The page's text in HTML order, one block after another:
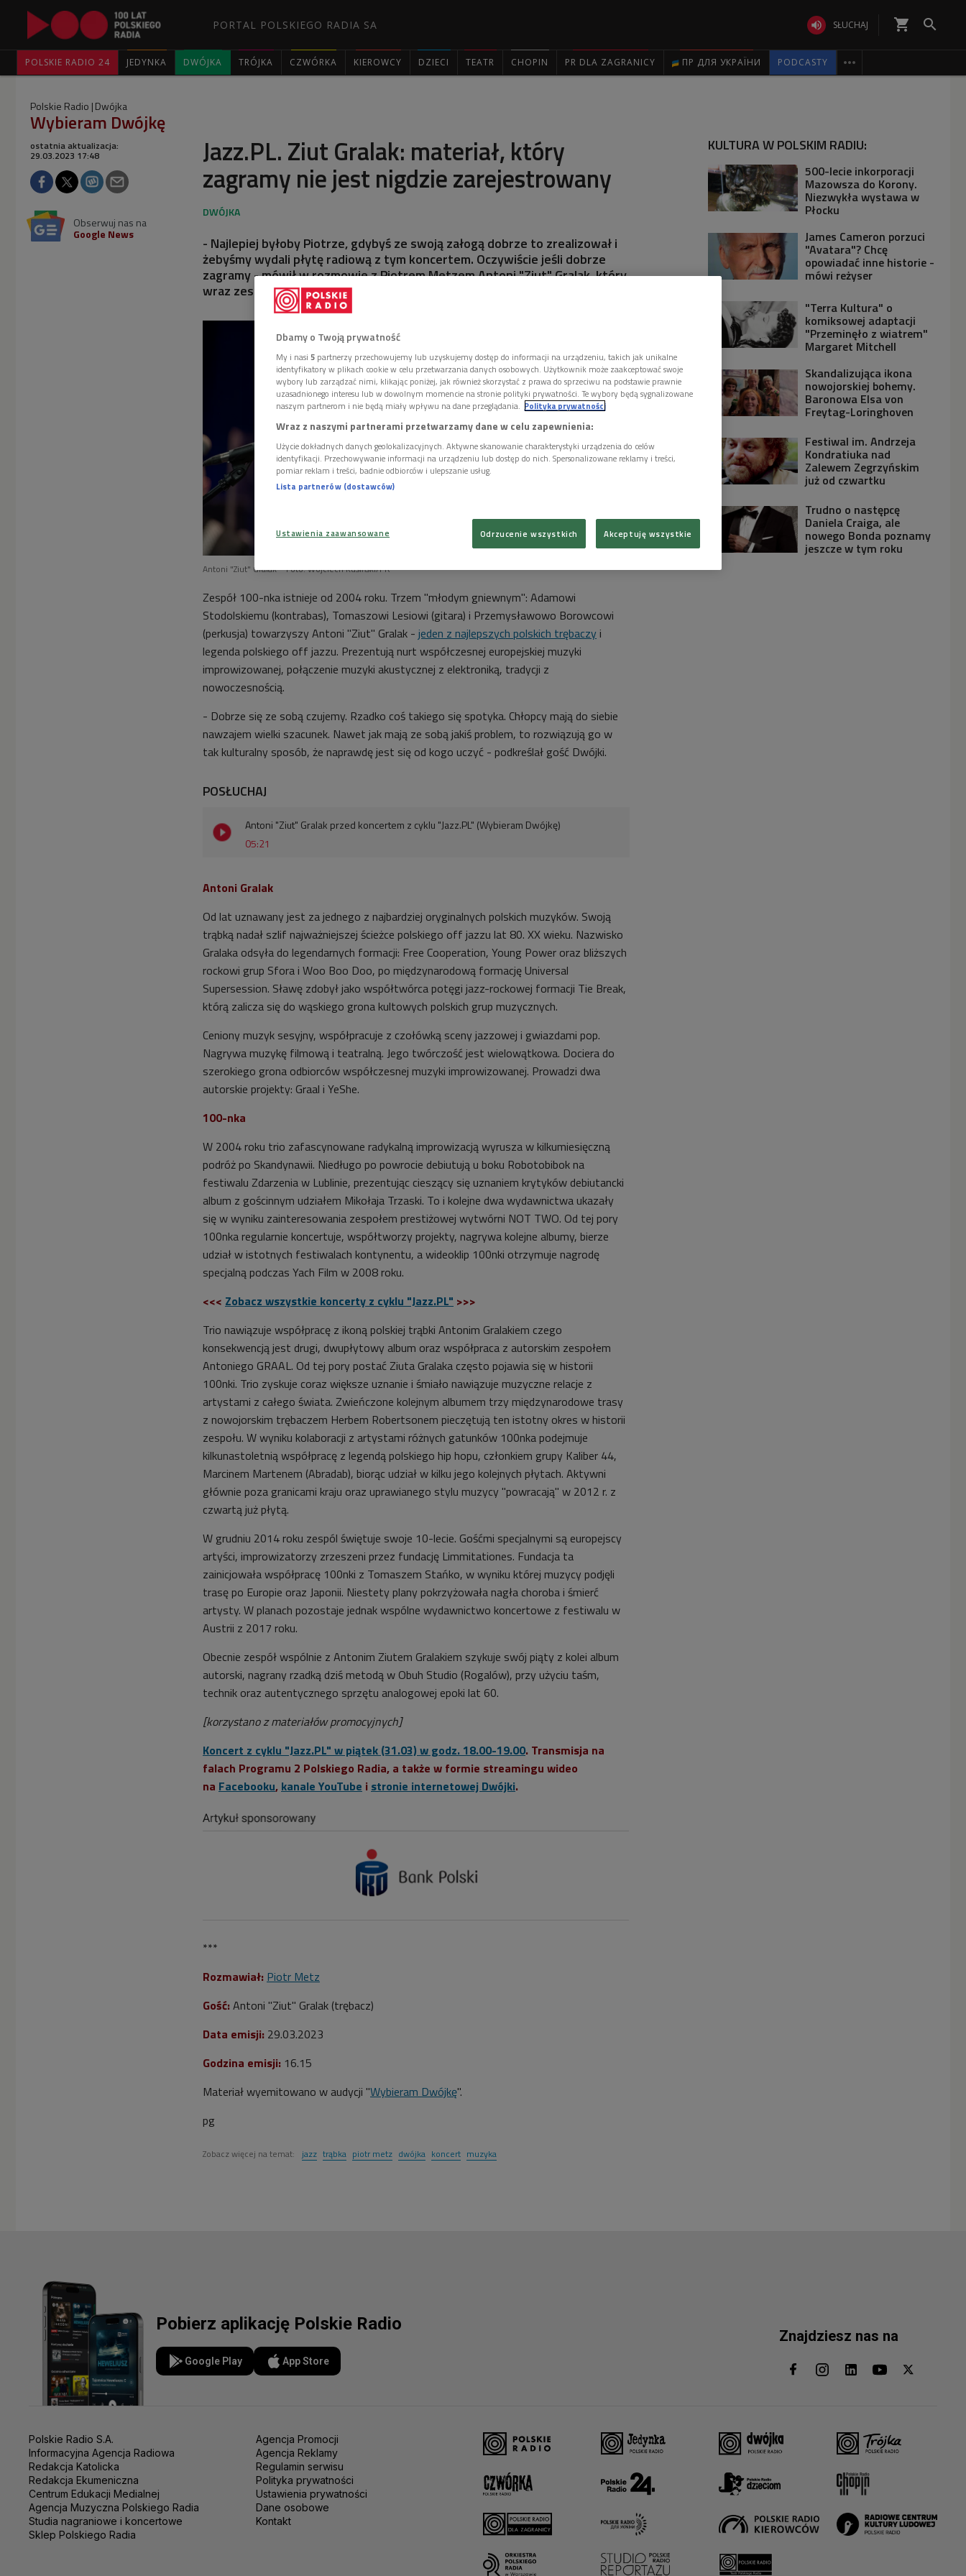
PORTAL POLSKIEGO RADIA SA  SŁUCHAJ shopping_cart 
POLSKIE RADIO 24 JEDYNKA DWÓJKA TRÓJKA CZWÓRKA KIEROWCY DZIECI TEATR CHOPIN PR DLA ZAGRANICY ПР ДЛЯ УКРАЇНИ PODCASTY 
Polskie Radio Dwójka
Wybieram Dwójkę
Jazz.PL. Ziut Gralak: materiał, który
zagramy nie jest nigdzie zarejestrowany
ostatnia aktualizacja:
29.03.2023 17:48
Obserwuj nas na
Google News
- Najlepiej byłoby Piotrze, gdybyś ze swoją załogą dobrze to zrealizował i
żebyśmy wydali płytę radiową z tym koncertem. Oczywiście jeśli dobrze
zagramy - mówił w rozmowie z Piotrem Metzem Antoni "Ziut" Gralak, który
wraz zespołem 100-nka wystąpi w piątek w cyklu "Jazz.PL".
Antoni "Ziut" Gralak Foto: Wojciech Kusiński/PR
Zespół 100-nka istnieje od 2004 roku. Trzem "młodym gniewnym": Adamowi
Stodolskiemu (kontrabas), Tomaszowi Lesiowi (gitara) i Przemysławowo Borowcowi
(perkusja) towarzyszy Antoni "Ziut" Gralak - jeden z najlepszych polskich trębaczy i
legenda polskiego off jazzu. Prezentują nurt współczesnej europejskiej muzyki
improwizowanej, połączenie muzyki akustycznej z elektroniką, tradycji z
nowoczesnością.
- Dobrze się ze sobą czujemy. Rzadko coś takiego się spotyka. Chłopcy mają do siebie
nawzajem wielki szacunek. Nawet jak mają ze sobą jakiś problem, to rozwiązują go w
tak kulturalny sposób, że naprawdę jest się od kogo uczyć - podkreślał gość Dwójki.
POSŁUCHAJ
05:21
Antoni "Ziut" Gralak przed koncertem z cyklu "Jazz.PL" (Wybieram Dwójkę)
Antoni Gralak
Od lat uznawany jest za jednego z najbardziej oryginalnych polskich muzyków. Swoją
trąbką nadał szlif najważniejszej ścieżce polskiego off jazzu lat 80. XX wieku. Nazwisko
Gralaka odsyła do legendarnych formacji: Free Cooperation, Young Power oraz bliższych
rockowi grup Sfora i Woo Boo Doo, po międzynarodową formację Universal
Supersession. Sławę zdobył jako współtwórca potęgi jazz-rockowej formacji Tie Break,
którą zalicza się do wąskiego grona kultowych polskich grup muzycznych.
Ceniony muzyk sesyjny, współpracuje z czołówką sceny jazzowej i gwiazdami pop.
Nagrywa muzykę filmową i teatralną. Jego twórczość jest wielowątkowa. Dociera do
szerokiego grona odbiorców współczesnej muzyki improwizowanej. Prowadzi dwa
autorskie projekty: Graal i YeShe.
100-nka
W 2004 roku trio zafascynowane radykalną improwizacją wyrusza w kilkumiesięczną
podróż po Skandynawii. Niedługo po powrocie debiutują u boku Robotobibok na
festiwalu Zdarzenia w Lublinie, prezentując cieszący się uznaniem krytyków debiutancki
album z gościnnym udziałem Mikołaja Trzaski. To i kolejne dwa wydawnictwa ukazały
się w wyniku zainteresowania zespołem prestiżowej wytwórni NOT TWO. Od tej pory
100nka regularnie koncertuje, współtworzy projekty, nagrywa kolejne albumy, bierze
udział w istotnych festiwalach kontynentu, a wideoklip 100nki otrzymuje nagrodę
specjalną podczas Yach Film w 2008 roku.
<<< Zobacz wszystkie koncerty z cyklu "Jazz.PL" >>>
Trio nawiązuje współpracę z ikoną polskiej trąbki Antonim Gralakiem czego
konsekwencją jest drugi, dwupłytowy album oraz współpraca z autorskim zespołem
Antoniego GRAAL. Od tej pory postać Ziuta Gralaka często pojawia się w historii
100nki. Trio zyskuje coraz większe uznanie i śmiało nawiązuje muzyczne relacje z
artystami z całego świata. Zwieńczone kolejnym albumem trzy międzynarodowe trasy
z nowojorskim trębaczem Herbem Robertsonem pieczętują ten istotny okres w historii
zespołu. W wyniku kolaboracji z artystami różnych gatunków 100nka podejmuje
kilkunastoletnią współpracę z legendą polskiego hip hopu, członkiem grupy Kaliber 44,
Marcinem Martenem (Abradab), biorąc udział w kilku jego kolejnych płytach. Aktywni
głównie poza granicami kraju oraz uprawianego stylu muzycy "powracają" w 2012 r. z
czwartą już płytą.
W grudniu 2014 roku zespól świętuje swoje 10-lecie. Gośćmi specjalnymi są europejscy
artyści, improwizatorzy zrzeszeni przez fundację Limmitationes. Fundacja ta
zainicjowała współpracę 100nki z Tomaszem Stańko, w wyniku której muzycy podjęli
trasę po Europie oraz Japonii. Niestety plany pokrzyżowała nagła choroba i śmierć
artysty. W planach pozostaje jednak wspólne wydawnictwo koncertowe z festiwalu w
Austrii z 2017 roku.
Obecnie zespół wspólnie z Antonim Ziutem Gralakiem szykuje swój piąty z kolei album
autorski, nagrany rzadką dziś metodą w Obuh Studio (Rogalów), przy użyciu taśm,
technik oraz autentycznego sprzętu analogowej epoki lat 60.
[korzystano z materiałów promocyjnych]
Koncert z cyklu "Jazz.PL" w piątek (31.03) w godz. 18.00-19.00. Transmisja na
falach Programu 2 Polskiego Radia, a także w formie streamingu wideo
na Facebooku, kanale YouTube i stronie internetowej Dwójki.
***
Rozmawiał: Piotr Metz
Gość: Antoni "Ziut" Gralak (trębacz)
Data emisji: 29.03.2023
Godzina emisji: 16.15
Materiał wyemitowano w audycji "Wybieram Dwójkę".
pg
Zobacz więcej na temat: jazz trąbka piotr metz dwójka koncert muzyka
KULTURA W POLSKIM RADIU:
500-lecie inkorporacji
Mazowsza do Korony.
Niezwykła wystawa w
Płocku
James Cameron porzuci
"Avatara"? Chcę
opowiadać inne historie -
mówi reżyser
"Terra Kultura" o
komiksowej adaptacji
"Przeminęło z wiatrem"
Margaret Mitchell
Skandalizująca ikona
nowojorskiej bohemy.
Baronowa Elsa von
Freytag-Loringhoven
Festiwal im. Andrzeja
Kondratiuka nad
Zalewem Zegrzyńskim
już od czwartku
Trudno o następcę
Daniela Craiga, ale
nowego Bonda poznamy
jeszcze w tym roku
Pobierz aplikację Polskie Radio
Google Play App Store
Znajdziesz nas na
Polskie Radio S.A.
Informacyjna Agencja Radiowa
Redakcja Katolicka
Redakcja Ekumeniczna
Centrum Edukacji Medialnej
Agencja Muzyczna Polskiego Radia
Studia nagraniowe i koncertowe
Sklep Polskiego Radia
Agencja Promocji
Agencja Reklamy
Regulamin serwisu
Polityka prywatności
Ustawienia prywatności
Dane osobowe
Kontakt
Dbamy o Twoją prywatność
My i nasi 5 partnerzy przechowujemy lub uzyskujemy dostęp do informacji na urządzeniu, takich jak unikalne
identyfikatory w plikach cookie w celu przetwarzania danych osobowych. Użytkownik może zaakceptować swoje
wybory lub zarządzać nimi, klikając poniżej, jak również skorzystać z prawa do sprzeciwu na podstawie prawnie
uzasadnionego interesu lub w dowolnym momencie na stronie polityki prywatności. Te wybory będą sygnalizowane
naszym partnerom i nie będą miały wpływu na dane przeglądania. Polityka prywatności
Wraz z naszymi partnerami przetwarzamy dane w celu zapewnienia:
Użycie dokładnych danych geolokalizacyjnych. Aktywne skanowanie charakterystyki urządzenia do celów
identyfikacji. Przechowywanie informacji na urządzeniu lub dostęp do nich. Spersonalizowane reklamy i treści,
pomiar reklam i treści, badnie odbiorców i ulepszanie usług.
Lista partnerów (dostawców)
Ustawienia zaawansowane Odrzucenie wszystkich Akceptuję wszystkie